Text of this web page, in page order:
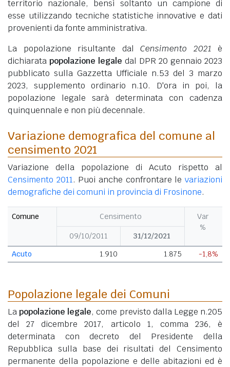
territorio nazionale, bensì soltanto un campione di
esse utilizzando tecniche statistiche innovative e dati
provenienti da fonte amministrativa.
La popolazione risultante dal Censimento 2021 è
dichiarata popolazione legale dal DPR 20 gennaio 2023
pubblicato sulla Gazzetta Ufficiale n.53 del 3 marzo
2023, supplemento ordinario n.10. D'ora in poi, la
popolazione legale sarà determinata con cadenza
quinquennale e non più decennale.
Variazione demografica del comune al
censimento 2021
Variazione della popolazione di Acuto rispetto al
Censimento 2011. Puoi anche confrontare levariazioni
demografiche dei comuni in provincia di Frosinone.
Comune Censimento
Var
%
09/10/2011
31/12/2021
Acuto
1.910 1.875 -1,8%
Popolazione legale dei Comuni
Lapopolazione legale, come previsto dalla Legge n.205
del 27 dicembre 2017, articolo 1, comma 236, è
determinata con decreto del Presidente della
Repubblica sulla base dei risultati del Censimento
permanente della popolazione e delle abitazioni ed è